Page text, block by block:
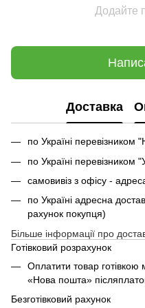
Додайте
Доставка
по Україні перевізником
по Україні перевізником
самовивіз з офісу -
по Україні адресна
рахунок покупця)
Більше інформації про
Готівковий розрахунок
Оплатити товар готівкою
«Нова пошта»
Безготівковий рахунок